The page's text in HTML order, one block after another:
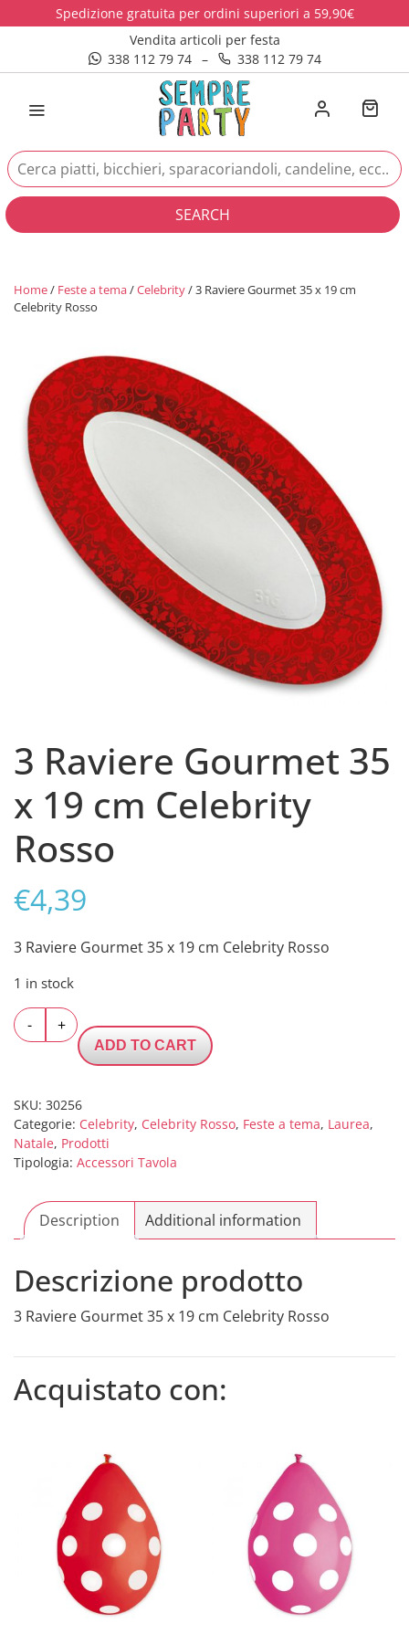
Spedizione gratuita per ordini superiori a 59,90€
Vendita articoli per festa
338 112 79 74
– 338 112 79 74
SEARCH
Home/ Feste a tema/Celebrity/ 3 Raviere Gourmet 35 x 19 cm
Celebrity Rosso
3 Raviere Gourmet 35
x 19 cm Celebrity
Rosso
€4,39
3 Raviere Gourmet 35 x 19 cm Celebrity Rosso
1 in stock
-
Raviere
Gourmet
x
19
cm
Celebrity
quantity
+
ADD TO CART
SKU: 30256
Categorie: Celebrity, Celebrity Rosso, Feste a tema, Laurea,
Natale, Prodotti
Tipologia: Accessori Tavola
Description Additional information
Descrizione prodotto
3 Raviere Gourmet 35 x 19 cm Celebrity Rosso
Acquistato con: